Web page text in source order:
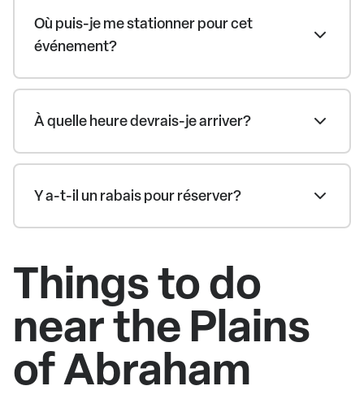
Où puis-je me stationner pour cet
événement?
À quelle heure devrais-je arriver?
Y a-t-il un rabais pour réserver?
Things to do
near the Plains
of Abraham